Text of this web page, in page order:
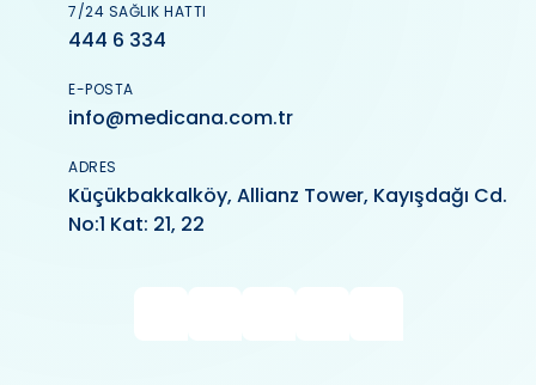
7/24 SAĞLIK HATTI
444 6 334
E-POSTA
info@medicana.com.tr
ADRES
Küçükbakkalköy, Allianz Tower, Kayışdağı Cd.
No:1 Kat: 21, 22